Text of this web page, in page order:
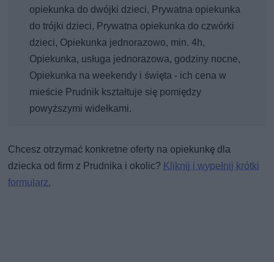
opiekunka do dwójki dzieci, Prywatna opiekunka
do trójki dzieci, Prywatna opiekunka do czwórki
dzieci, Opiekunka jednorazowo, min. 4h,
Opiekunka, usługa jednorazowa, godziny nocne,
Opiekunka na weekendy i święta - ich cena w
mieście Prudnik kształtuje się pomiędzy
powyższymi widełkami.
Chcesz otrzymać konkretne oferty na opiekunkę dla
dziecka od firm z Prudnika i okolic? Kliknij i wypełnij krótki
formularz.